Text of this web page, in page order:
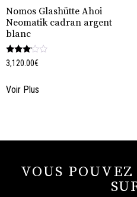
Nomos Glashütte Ahoi
Neomatik cadran argent
blanc
Note
3.00
3,120.00€
Voir Plus
VOUS